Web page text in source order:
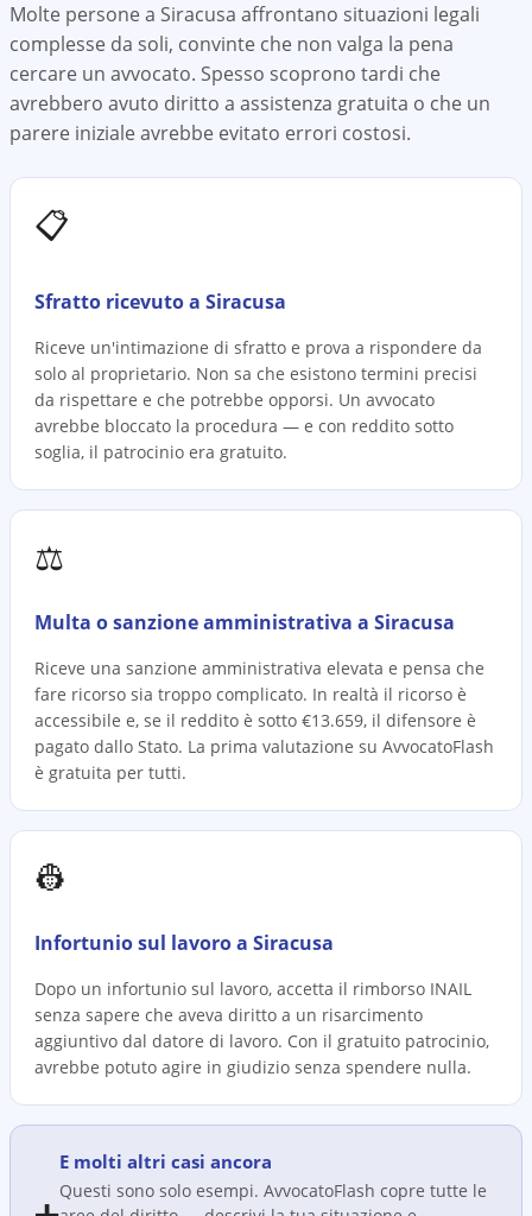
Molte persone a Siracusa affrontano situazioni legali
complesse da soli, convinte che non valga la pena
cercare un avvocato. Spesso scoprono tardi che
avrebbero avuto diritto a assistenza gratuita o che un
parere iniziale avrebbe evitato errori costosi.
📋
Sfratto ricevuto a Siracusa
Riceve un'intimazione di sfratto e prova a rispondere da
solo al proprietario. Non sa che esistono termini precisi
da rispettare e che potrebbe opporsi. Un avvocato
avrebbe bloccato la procedura — e con reddito sotto
soglia, il patrocinio era gratuito.
⚖️
Multa o sanzione amministrativa a Siracusa
Riceve una sanzione amministrativa elevata e pensa che
fare ricorso sia troppo complicato. In realtà il ricorso è
accessibile e, se il reddito è sotto €13.659, il difensore è
pagato dallo Stato. La prima valutazione su AvvocatoFlash
è gratuita per tutti.
👷
Infortunio sul lavoro a Siracusa
Dopo un infortunio sul lavoro, accetta il rimborso INAIL
senza sapere che aveva diritto a un risarcimento
aggiuntivo dal datore di lavoro. Con il gratuito patrocinio,
avrebbe potuto agire in giudizio senza spendere nulla.
E molti altri casi ancora
Questi sono solo esempi. AvvocatoFlash copre tutte le